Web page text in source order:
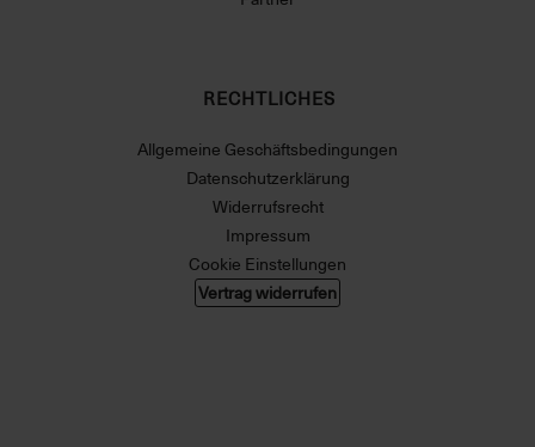
RECHTLICHES
Allgemeine Geschäftsbedingungen
Datenschutzerklärung
Widerrufsrecht
Impressum
Cookie Einstellungen
Vertrag widerrufen